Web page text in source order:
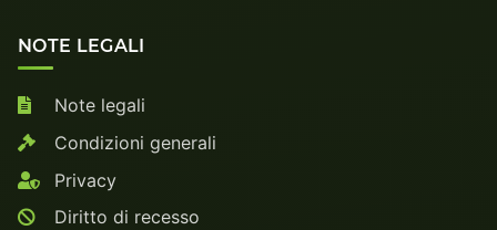
NOTE LEGALI
Note legali
Condizioni generali
Privacy
Diritto di recesso